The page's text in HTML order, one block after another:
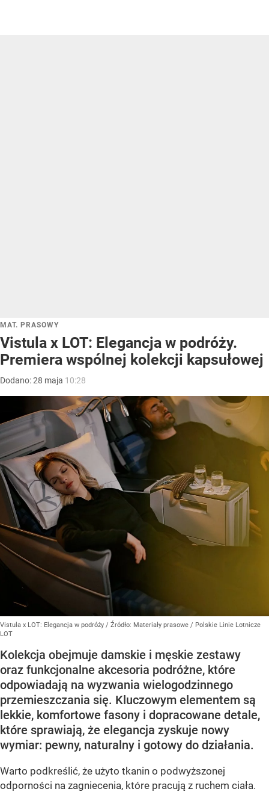
MAT. PRASOWY
Vistula x LOT: Elegancja w podróży.
Premiera wspólnej kolekcji kapsułowej
Dodano:28 maja 10:28
Vistula x LOT: Elegancja w podróży / Źródło: Materiały prasowe / Polskie Linie Lotnicze
LOT
Kolekcja obejmuje damskie i męskie zestawy
oraz funkcjonalne akcesoria podróżne, które
odpowiadają na wyzwania wielogodzinnego
przemieszczania się. Kluczowym elementem są
lekkie, komfortowe fasony i dopracowane detale,
które sprawiają, że elegancja zyskuje nowy
wymiar: pewny, naturalny i gotowy do działania.
Warto podkreślić, że użyto tkanin o podwyższonej
odporności na zagniecenia, które pracują z ruchem ciała.